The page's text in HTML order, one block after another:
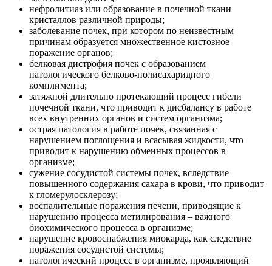
нефролитиаз или образование в почечной ткани
кристаллов различной природы;
заболевание почек, при котором по неизвестным
причинам образуется множественное кистозное
поражение органов;
белковая дистрофия почек с образованием
патологического белково-полисахаридного
комплимента;
затяжной длительно протекающий процесс гибели
почечной ткани, что приводит к дисбалансу в работе
всех внутренних органов и систем организма;
острая патология в работе почек, связанная с
нарушением поглощения и всасывая жидкости, что
приводит к нарушению обменных процессов в
организме;
сужение сосудистой системы почек, вследствие
повышенного содержания сахара в крови, что приводит
к гломерулосклерозу;
воспалительные поражения печени, приводящие к
нарушению процесса метилирования – важного
биохимического процесса в организме;
нарушение кровоснабжения миокарда, как следствие
поражения сосудистой системы;
патологический процесс в организме, проявляющий